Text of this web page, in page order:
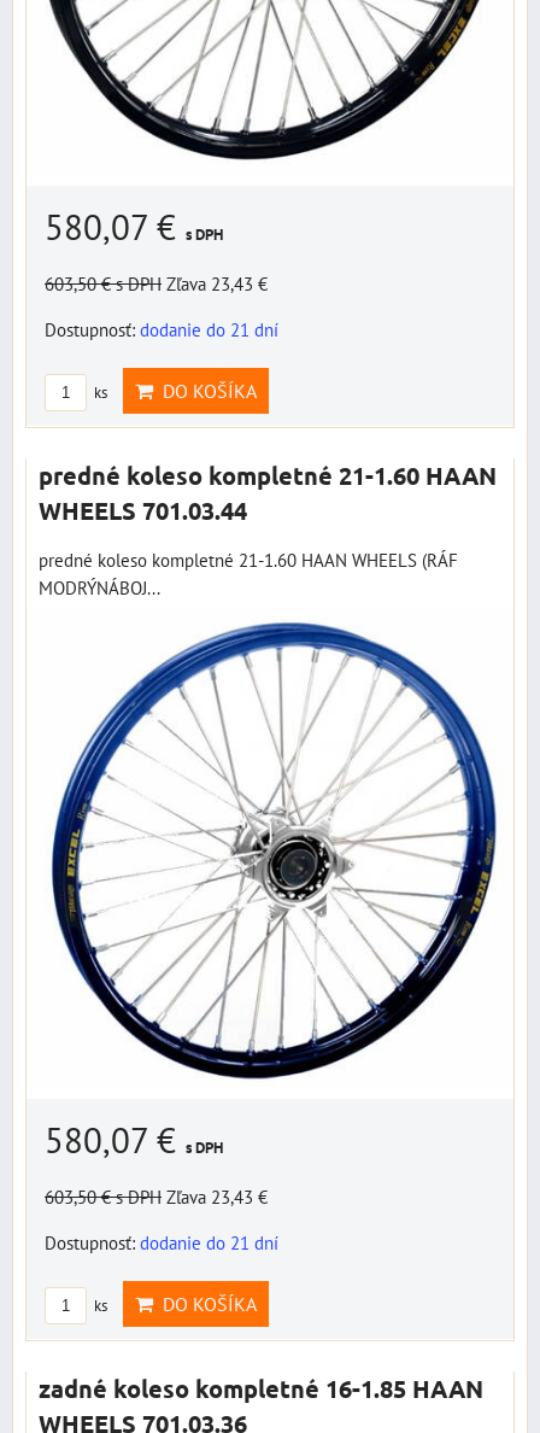
580,07 € s DPH
603,50 €s DPH Zľava 23,43 €
Dostupnosť: dodanie do 21 dní
ks DO KOŠÍKA
predné koleso kompletné 21-1.60 HAAN
WHEELS 701.03.44
predné koleso kompletné 21-1.60 HAAN WHEELS (RÁF
MODRÝNÁBOJ...
580,07 € s DPH
603,50 €s DPH Zľava 23,43 €
Dostupnosť: dodanie do 21 dní
ks DO KOŠÍKA
zadné koleso kompletné 16-1.85 HAAN
WHEELS 701.03.36